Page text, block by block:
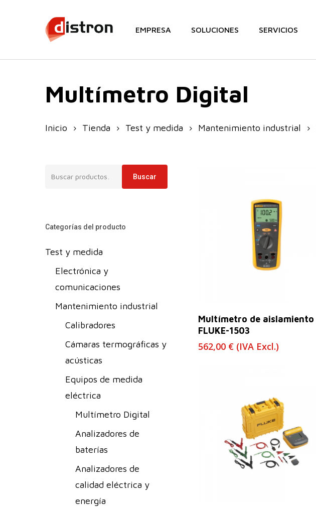
EMPRESA SOLUCIONES SERVICIOS
Multímetro Digital
Inicio Tienda Test y medida Mantenimiento industrial
Buscar
Categorías del producto
Test y medida
Electrónica y
comunicaciones
Mantenimiento industrial
Calibradores
Cámaras termográficas y
acústicas
Equipos de medida
eléctrica
Multímetro Digital
Analizadores de
baterías
Analizadores de
calidad eléctrica y
energía
Leer Más
Multímetro de aislamiento
FLUKE-1503
562,00 € (IVA Excl.)